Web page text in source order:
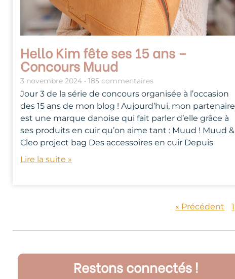
Hello Kim fête ses 15 ans –
Concours Muud
3 novembre 2024 185 commentaires
Jour 3 de la série de concours organisée à l’occasion
des 15 ans de mon blog ! Aujourd’hui, mon partenaire
est une marque danoise qui fait parler d’elle grâce à
ses produits en cuir qu’on aime tant : Muud ! Muud &
Cleo project bag Des accessoires en cuir Depuis
Lire la suite »
« Précédent 1
Restons connectés !